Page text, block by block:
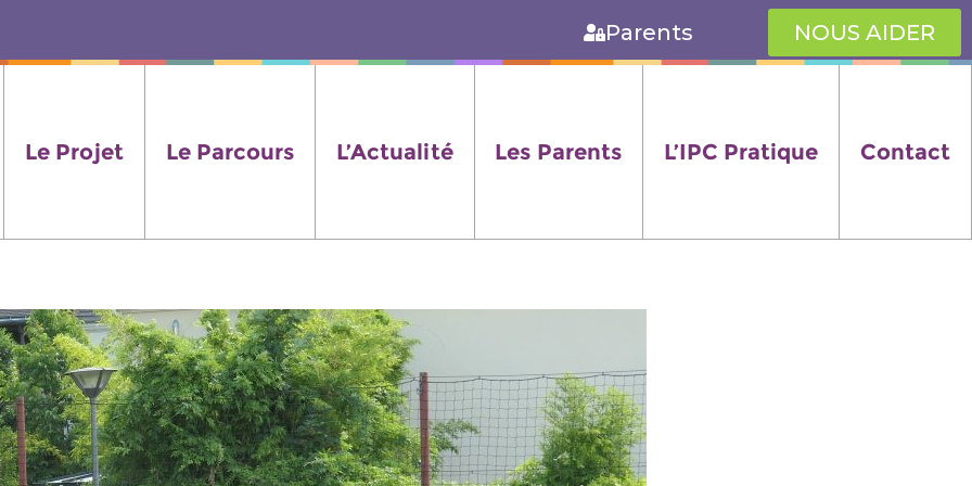
Parents NOUS AIDER
Le Projet Le Parcours L’Actualité Les Parents L’IPC Pratique Contact